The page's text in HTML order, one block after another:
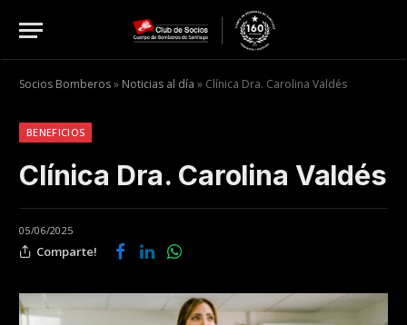
Socios Bomberos» Noticias al día » Clínica Dra. Carolina Valdés
BENEFICIOS
Clínica Dra. Carolina Valdés
05/06/2025
Comparte!